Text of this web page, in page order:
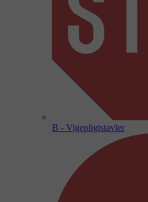
B - Vigepligtstavler